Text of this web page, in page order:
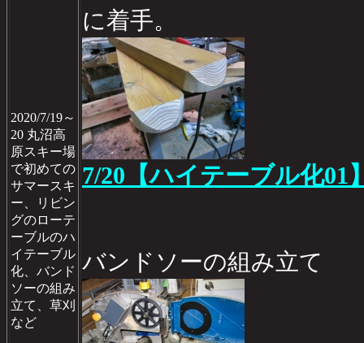
2020/7/19～
20 丸沼高
原スキー場
で初めての
サマースキ
ー、リビン
グのローテ
ーブルのハ
イテーブル
化、バンド
ソーの組み
立て、草刈
など
に着手。
7/20【ハイテーブル化01
バンドソーの組み立て